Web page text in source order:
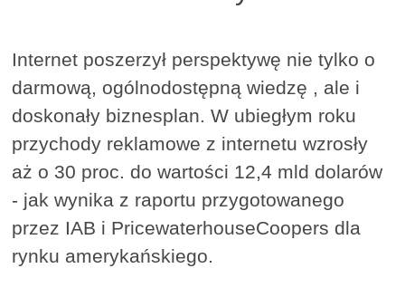
Internet poszerzył perspektywę nie tylko o
darmową, ogólnodostępną wiedzę , ale i
doskonały biznesplan. W ubiegłym roku
przychody reklamowe z internetu wzrosły
aż o 30 proc. do wartości 12,4 mld dolarów
- jak wynika z raportu przygotowanego
przez IAB i PricewaterhouseCoopers dla
rynku amerykańskiego.